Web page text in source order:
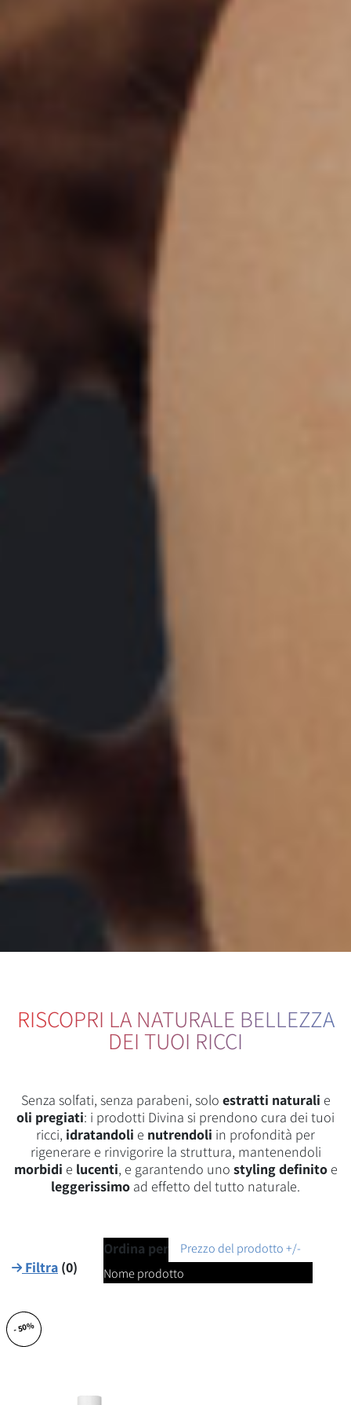
RISCOPRI LA NATURALE BELLEZZA
DEI TUOI RICCI
Senza solfati, senza parabeni, solo estratti naturali e
oli pregiati: i prodotti Divina si prendono cura dei tuoi
ricci, idratandoli e nutrendoli in profondità per
rigenerare e rinvigorire la struttura, mantenendoli
morbidi e lucenti, e garantendo uno styling definitoe
leggerissimo ad effetto del tutto naturale.
Filtra (0)
Ordina per
Prezzo del prodotto +/-
Nome prodotto
- 50%